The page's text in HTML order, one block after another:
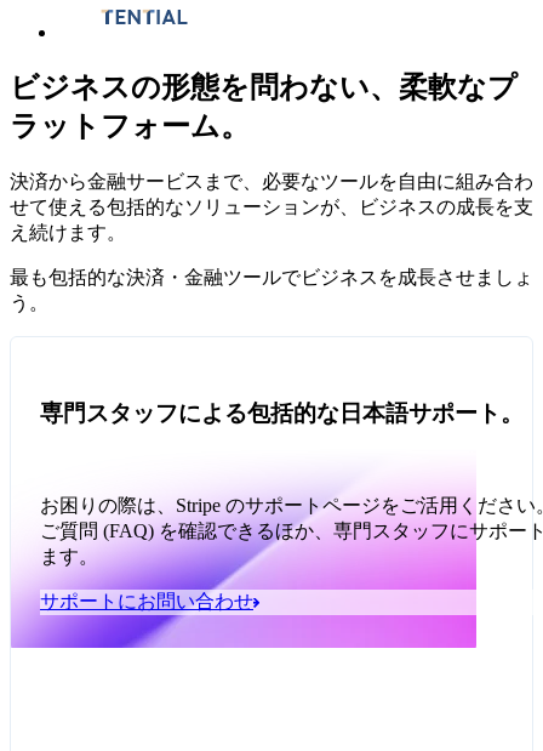
ビジネスの形態を問わない、柔軟なプ
ラットフォーム。
決済から金融サービスまで、必要なツールを自由に組み合わ
せて使える包括的なソリューションが、ビジネスの成長を支
え続けます。
最も包括的な決済・金融ツールでビジネスを成長させましょ
う。
オンライン決済・
あらゆるサブス
Pro
プラ
ン
求ユニッ
に ￥2
量
過
去
日
エージェンティッ
カード発行プログ
ステーブルコイン
プラットフォーム
専門スタッフによる包括的な日本語サポート。
お困りの際は、Stripe のサポートページをご活用ください
ご質問 (FAQ) を確認できるほか、専門スタッフにサポー
ます。
サポートにお問い合わせ